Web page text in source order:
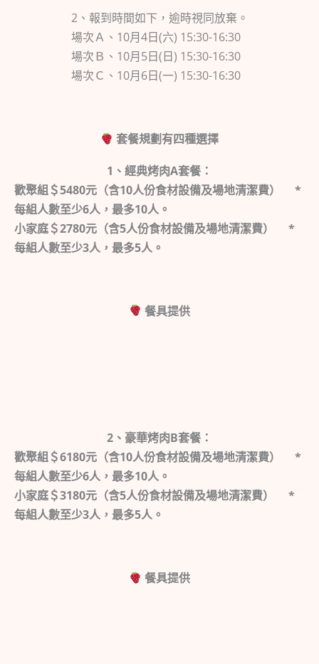
2、報到時間如下，逾時視同放棄。
場次Ａ、10月4日(六) 15:30-16:30
場次Ｂ、10月5日(日) 15:30-16:30
場次Ｃ、10月6日(一) 15:30-16:30
套餐規劃有四種選擇
1、經典烤肉A套餐：
歡聚組＄5480元（含10人份食材設備及場地清潔費） *
每組人數至少6人，最多10人。
小家庭＄2780元（含5人份食材設備及場地清潔費） *
每組人數至少3人，最多5人。
餐具提供
2、豪華烤肉B套餐：
歡聚組＄6180元（含10人份食材設備及場地清潔費） *
每組人數至少6人，最多10人。
小家庭＄3180元（含5人份食材設備及場地清潔費） *
每組人數至少3人，最多5人。
餐具提供